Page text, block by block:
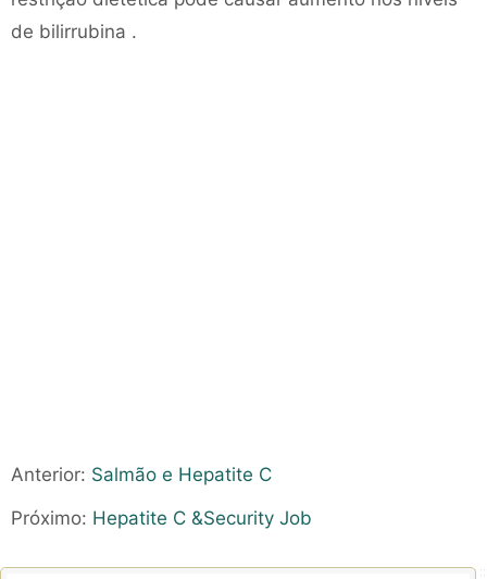
de bilirrubina .
Anterior: Salmão e Hepatite C
Próximo: Hepatite C &Security Job